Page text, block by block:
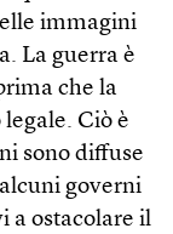
immagini
La guerra è
che la
Ciò è
sono diffuse
governi
a ostacolare il